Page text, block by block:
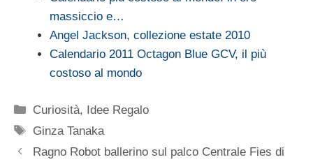
massiccio e…
Angel Jackson, collezione estate 2010
Calendario 2011 Octagon Blue GCV, il più
costoso al mondo
Categorie
Curiosità, Idee Regalo
Tag
Ginza Tanaka
Ragno Robot ballerino sul palco Centrale Fies di